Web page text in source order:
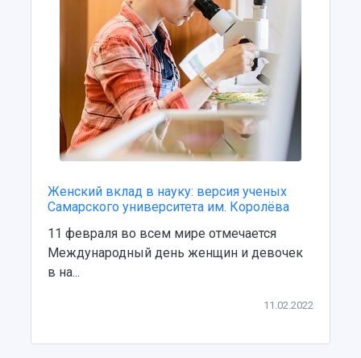
Центр истории авиационных двигателей
Ботанический сад
Умный дом бабочек
Международный межвузовский кампус
Сведения об образовательной организации
Официальные документы
Женский вклад в науку: версия ученых
Самарского университета им. Королёва
11 февраля во всем мире отмечается
Международный день женщин и девочек
в на...
11.02.2022